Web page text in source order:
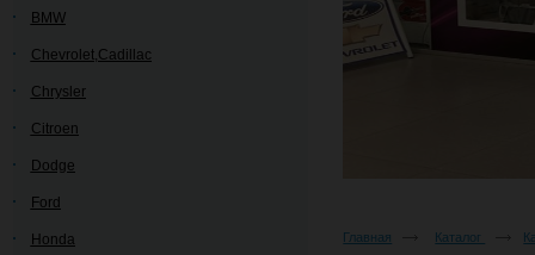
BMW
Chevrolet,Cadillac
Chrysler
Citroen
Dodge
Ford
Honda Главная Каталог